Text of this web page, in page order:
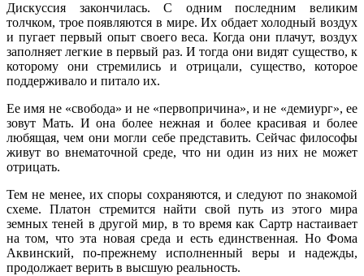
Дискуссия закончилась. С одним последним великим
толчком, трое появляются в мире. Их обдает холодный воздух
и пугает первый опыт своего веса. Когда они плачут, воздух
заполняет легкие в первый раз. И тогда они видят существо, к
которому они стремились и отрицали, существо, которое
поддерживало и питало их.
Ее имя не «свобода» и не «первопричина», и не «демиург», ее
зовут Мать. И она более нежная и более красивая и более
любящая, чем они могли себе представить. Сейчас философы
живут во внематочной среде, что ни один из них не может
отрицать.
Тем не менее, их споры сохраняются, и следуют по знакомой
схеме. Платон стремится найти свой путь из этого мира
земных теней в другой мир, в то время как Сартр настаивает
на том, что эта новая среда и есть единственная. Но Фома
Аквинский, по-прежнему исполненный веры и надежды,
продолжает верить в высшую реальность.